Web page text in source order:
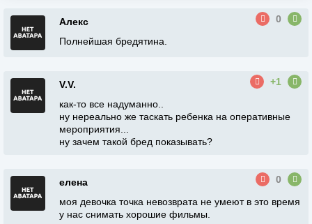
Алекс
0
Полнейшая бредятина.
V.V.
+1
как-то все надуманно..
ну нереально же таскать ребенка на оперативные
мероприятия...
ну зачем такой бред показывать?
елена
0
моя девочка точка невозврата не умеют в это время
у нас снимать хорошие фильмы.